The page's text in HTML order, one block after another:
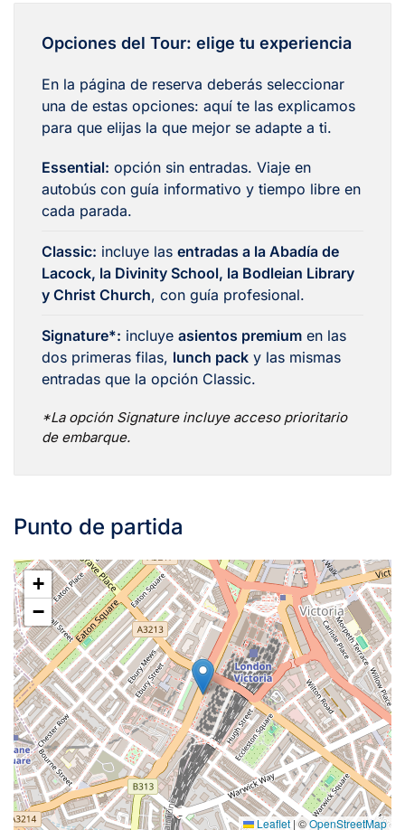
Opciones del Tour: elige tu experiencia
En la página de reserva deberás seleccionar
una de estas opciones: aquí te las explicamos
para que elijas la que mejor se adapte a ti.
Essential: opción sin entradas. Viaje en
autobús con guía informativo y tiempo libre en
cada parada.
Classic: incluye las entradas a la Abadía de
Lacock, la Divinity School, la Bodleian Library
y Christ Church, con guía profesional.
Signature*: incluye asientos premium en las
dos primeras filas, lunch pack y las mismas
entradas que la opción Classic.
*La opción Signature incluye acceso prioritario
de embarque.
Punto de partida
+
−
Leaflet | ©OpenStreetMap